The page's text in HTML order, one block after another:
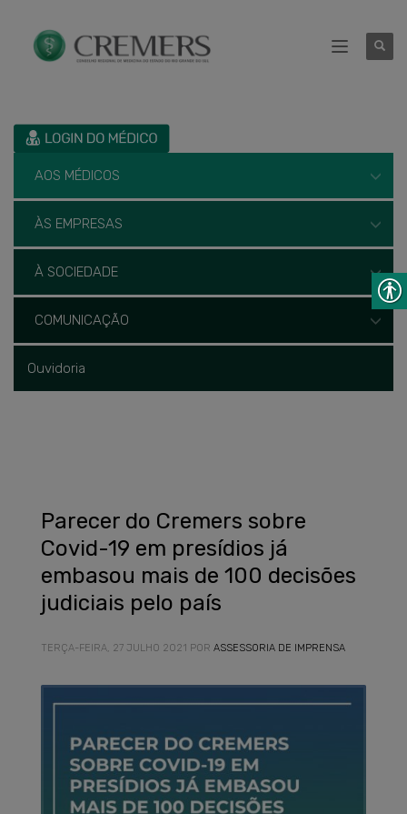
AOS MÉDICOS
ÀS EMPRESAS
À SOCIEDADE
COMUNICAÇÃO
Ouvidoria
Parecer do Cremers sobre
Covid-19 em presídios já
embasou mais de 100 decisões
judiciais pelo país
TERÇA-FEIRA, 27 JULHO 2021 POR ASSESSORIA DE IMPRENSA